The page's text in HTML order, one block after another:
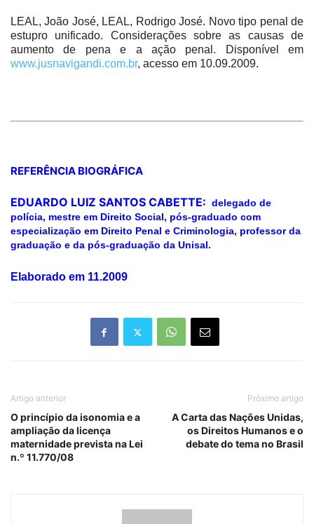
LEAL, João José, LEAL, Rodrigo José. Novo tipo penal de
estupro unificado. Considerações sobre as causas de
aumento de pena e a ação penal. Disponível em
www.jusnavigandi.com.br, acesso em 10.09.2009.
REFERÊNCIA BIOGRÁFICA
EDUARDO LUIZ SANTOS CABETTE: delegado de
polícia, mestre em Direito Social, pós-graduado com
especialização em Direito Penal e Criminologia, professor da
graduação e da pós-graduação da Unisal.
Elaborado em 11.2009
Artigo anterior
O princípio da isonomia e a
ampliação da licença
maternidade prevista na Lei
n.º 11.770/08
Próximo artigo
A Carta das Nações Unidas,
os Direitos Humanos e o
debate do tema no Brasil